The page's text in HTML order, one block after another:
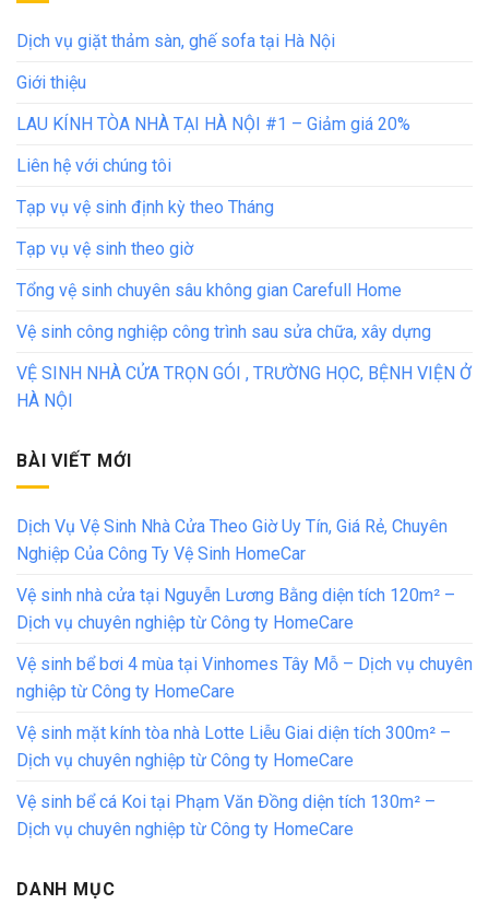
Dịch vụ giặt thảm sàn, ghế sofa tại Hà Nội
Giới thiệu
LAU KÍNH TÒA NHÀ TẠI HÀ NỘI #1 – Giảm giá 20%
Liên hệ với chúng tôi
Tạp vụ vệ sinh định kỳ theo Tháng
Tạp vụ vệ sinh theo giờ
Tổng vệ sinh chuyên sâu không gian Carefull Home
Vệ sinh công nghiệp công trình sau sửa chữa, xây dựng
VỆ SINH NHÀ CỬA TRỌN GÓI , TRƯỜNG HỌC, BỆNH VIỆN Ở
HÀ NỘI
BÀI VIẾT MỚI
Dịch Vụ Vệ Sinh Nhà Cửa Theo Giờ Uy Tín, Giá Rẻ, Chuyên
Nghiệp Của Công Ty Vệ Sinh HomeCar
Vệ sinh nhà cửa tại Nguyễn Lương Bằng diện tích 120m² –
Dịch vụ chuyên nghiệp từ Công ty HomeCare
Vệ sinh bể bơi 4 mùa tại Vinhomes Tây Mỗ – Dịch vụ chuyên
nghiệp từ Công ty HomeCare
Vệ sinh mặt kính tòa nhà Lotte Liễu Giai diện tích 300m² –
Dịch vụ chuyên nghiệp từ Công ty HomeCare
Vệ sinh bể cá Koi tại Phạm Văn Đồng diện tích 130m² –
Dịch vụ chuyên nghiệp từ Công ty HomeCare
DANH MỤC